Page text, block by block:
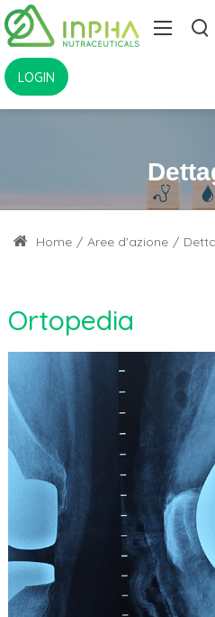
LOGIN
Home / Aree d'azione /
Ortopedia